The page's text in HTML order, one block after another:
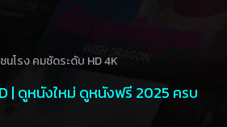
โรง คมชัดระดับ HD 4K
| ดูหนังใหม่ ดูหนังฟรี 2025 ครบ